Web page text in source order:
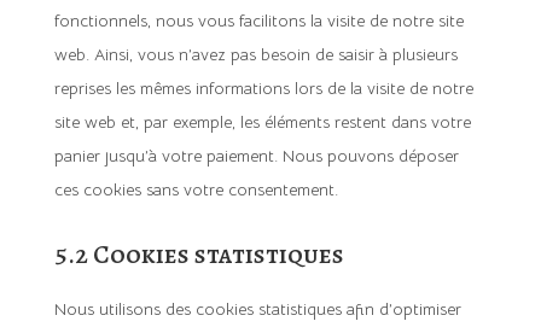
fonctionnels, nous vous facilitons la visite de notre site
web. Ainsi, vous n’avez pas besoin de saisir à plusieurs
reprises les mêmes informations lors de la visite de notre
site web et, par exemple, les éléments restent dans votre
panier jusqu’à votre paiement. Nous pouvons déposer
ces cookies sans votre consentement.
5.2 Cookies statistiques
Nous utilisons des cookies statistiques afin d’optimiser